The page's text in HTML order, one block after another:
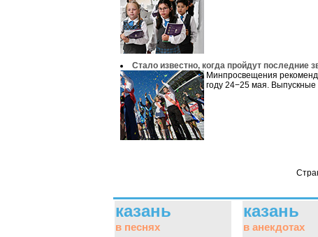
Стало известно, когда пройдут последние
Минпросвещения
году 24−25 мая. Выпускные
казань
в песнях
казань
в анекдотах